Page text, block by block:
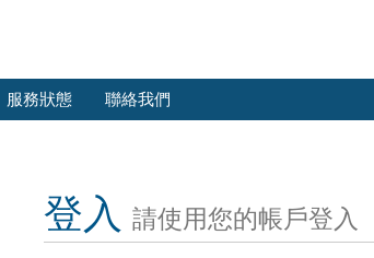
服務狀態 聯絡我們
登入 請使用您的帳戶登入